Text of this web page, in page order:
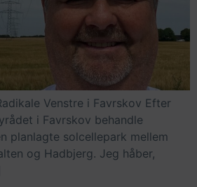
Venstre i Favrskov Efter
i Favrskov behandle
planlagte solcellepark mellem
og Hadbjerg. Jeg håber,